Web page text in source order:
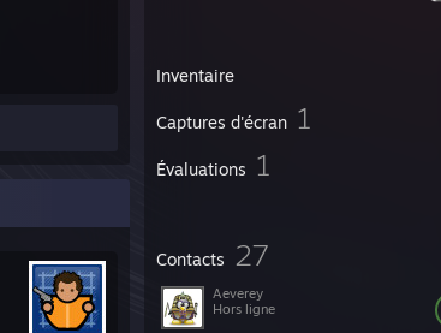
Inventaire
Captures d'écran 1
Évaluations 1
Contacts 27
Aeverey
Hors ligne